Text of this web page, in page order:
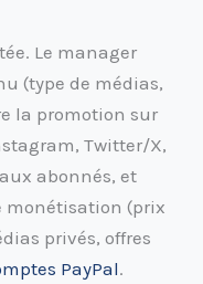
Le manager
(type de médias,
la promotion sur
Twitter/X,
abonnés, et
monétisation (prix
privés, offres
PayPal.